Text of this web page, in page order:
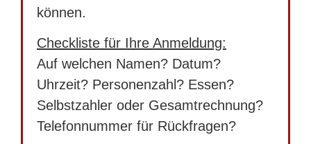
können.
Checkliste für Ihre Anmeldung:
Auf welchen Namen? Datum?
Uhrzeit? Personenzahl? Essen?
Selbstzahler oder Gesamtrechnung?
Telefonnummer für Rückfragen?